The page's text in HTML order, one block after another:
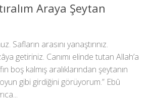
Araya Şeytan
Safların arasını yanaştırınız.
getiriniz. Canımı elinde tutan Allah’a
boş kalmış aralıklarından şeytanın
gibi girdiğini görüyorum.” Ebû